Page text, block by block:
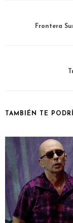
Frontera
TAMBIÉN TE